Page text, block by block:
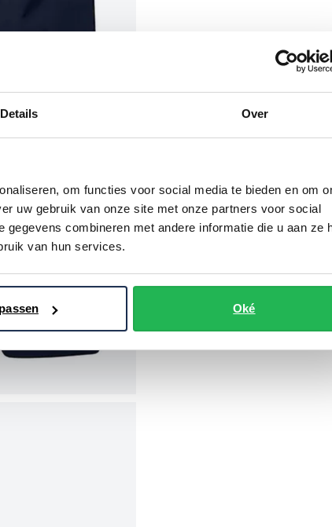
Details Over
om functies voor social media te bieden en om
uw gebruik van onze site met onze partners voor social
combineren met andere informatie die u aan ze
van hun services.
Oké